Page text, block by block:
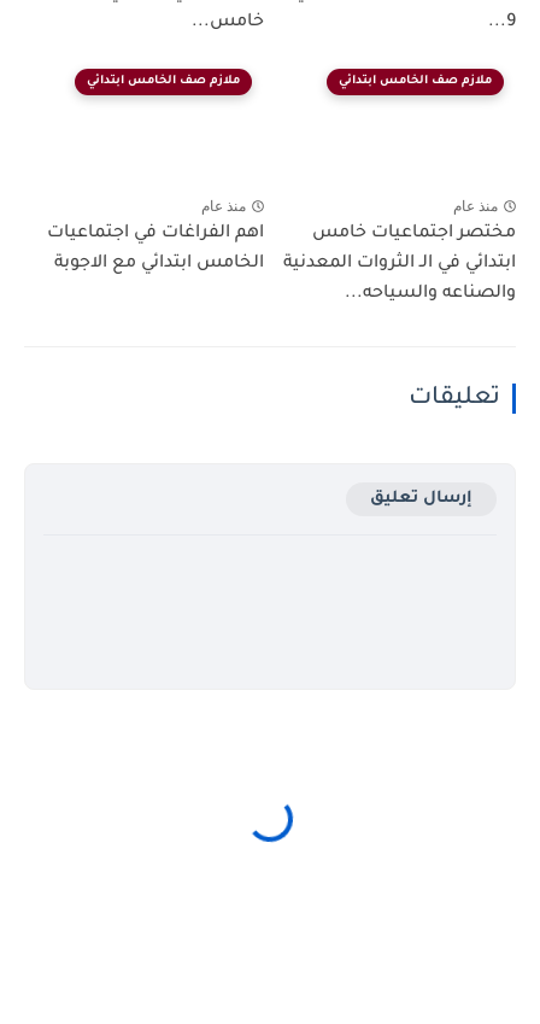
9...
خامس...
ملازم صف الخامس ابتدائي
منذ عام
مختصر اجتماعيات خامس
ابتدائي في الـ الثروات المعدنية
والصناعه والسياحه...
ملازم صف الخامس ابتدائي
منذ عام
اهم الفراغات في اجتماعيات
الخامس ابتدائي مع الاجوبة
تعليقات
إرسال تعليق